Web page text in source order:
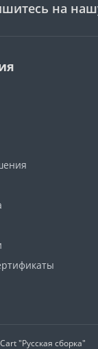
на
"Русская сборка"